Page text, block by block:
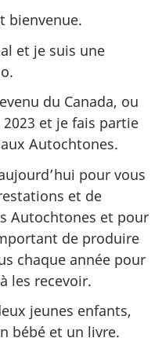
bienvenue.
et je suis une
du Canada, ou
et je fais partie
Autochtones.
pour vous
et de
Autochtones et pour
de produire
chaque année pour
les recevoir.
jeunes enfants,
bébé et un livre.